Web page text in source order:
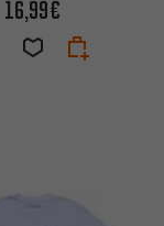
16,99€